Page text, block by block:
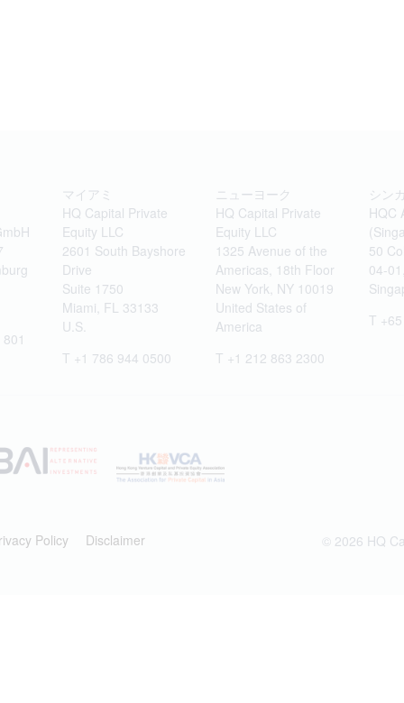
マイアミ
HQ Capital Private
Equity LLC
2601 South Bayshore
Drive
Suite 1750
Miami, FL 33133
U.S.
T +1 786 944 0500
ニューヨーク
HQ Capital Private
Equity LLC
1325 Avenue of the
Americas, 18th Floor
New York, NY 10019
United States of
America
T +1 212 863 2300
シン
HQC
50
04-
T
Policy Disclaimer © 2026 HQ